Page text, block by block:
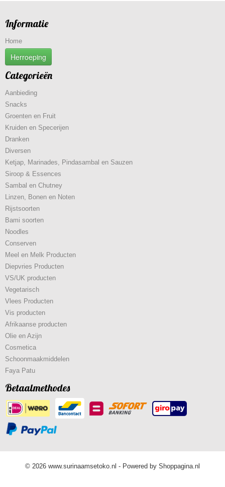
Informatie
Home
Herroeping
Categorieën
Aanbieding
Snacks
Groenten en Fruit
Kruiden en Specerijen
Dranken
Diversen
Ketjap, Marinades, Pindasambal en Sauzen
Siroop & Essences
Sambal en Chutney
Linzen, Bonen en Noten
Rijstsoorten
Bami soorten
Noodles
Conserven
Meel en Melk Producten
Diepvries Producten
VS/UK producten
Vegetarisch
Vlees Producten
Vis producten
Afrikaanse producten
Olie en Azijn
Cosmetica
Schoonmaakmiddelen
Faya Patu
Betaalmethodes
© 2026 www.surinaamsetoko.nl - Powered by Shoppagina.nl